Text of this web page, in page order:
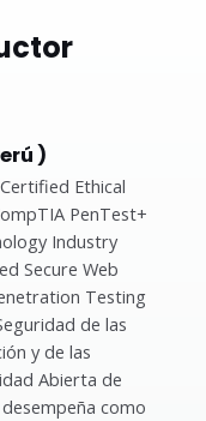
)
Ethical
PenTest+
Industry
Secure Web
Testing
de las
y de las
Abierta de
como